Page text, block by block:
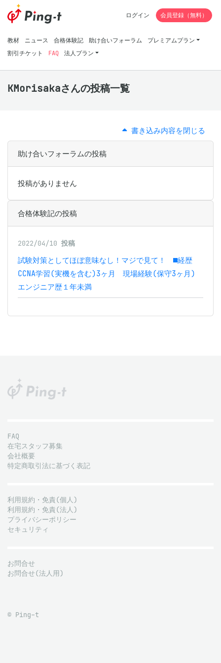
教材 ニュース 合格体験記 助け合いフォーラム
プレミアムプラン
割引チケット
FAQ 法人プラン
ログイン 会員登録（無料）
KMorisakaさんの投稿一覧
書き込み内容を閉じる
助け合いフォーラムの投稿
投稿がありません
合格体験記の投稿
2022/04/10 投稿
試験対策としてほぼ意味なし！マジで見て！ ■経歴
CCNA学習(実機を含む)3ヶ月 現場経験(保守3ヶ月)
エンジニア歴１年未満
FAQ
在宅スタッフ募集
会社概要
特定商取引法に基づく表記
利用規約・免責(個人)
利用規約・免責(法人)
プライバシーポリシー
セキュリティ
お問合せ
お問合せ(法人用)
© Ping-t